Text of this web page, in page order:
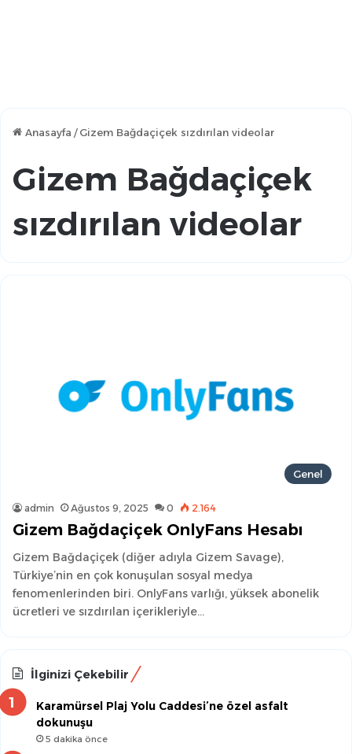
Anasayfa / Gizem Bağdaçiçek sızdırılan videolar
Gizem Bağdaçiçek
sızdırılan videolar
Genel
admin Ağustos 9, 2025 0 2.164
Gizem Bağdaçiçek OnlyFans Hesabı
Gizem Bağdaçiçek (diğer adıyla Gizem Savage),
Türkiye’nin en çok konuşulan sosyal medya
fenomenlerinden biri. OnlyFans varlığı, yüksek abonelik
ücretleri ve sızdırılan içerikleriyle…
İlginizi Çekebilir
Karamürsel Plaj Yolu Caddesi’ne özel asfalt
dokunuşu
5 dakika önce